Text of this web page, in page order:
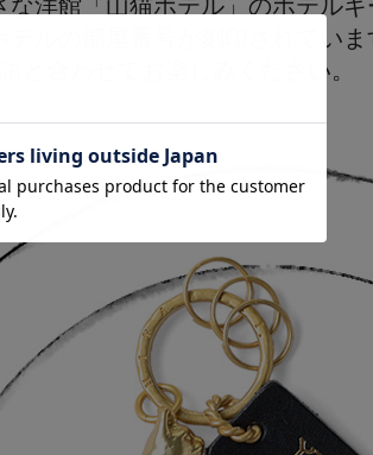
な洋館「山猫ホテル」のホテル
テルの部屋番号が刻印されてい
と合わせてお楽しみください。